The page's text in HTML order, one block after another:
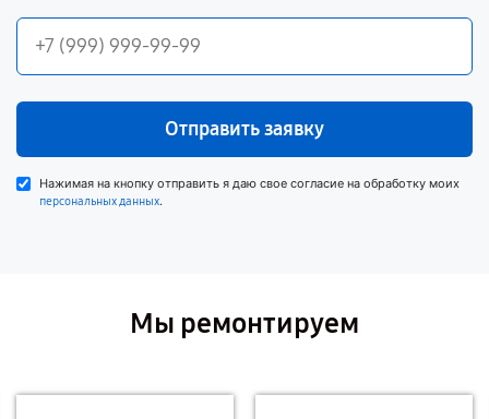
Отправить заявку
Нажимая на кнопку отправить я даю свое согласие на обработку моих
персональных данных.
Мы ремонтируем